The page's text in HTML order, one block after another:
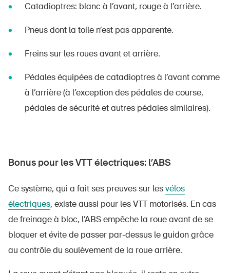
Catadioptres: blanc à l’avant, rouge à l’arrière.
Pneus dont la toile n’est pas apparente.
Freins sur les roues avant et arrière.
Pédales équipées de catadioptres à l’avant comme
à l’arrière (à l’exception des pédales de course,
pédales de sécurité et autres pédales similaires).
Bonus pour les VTT électriques: l’ABS
Ce système, qui a fait ses preuves sur lesvélos
électriques, existe aussi pour les VTT motorisés. En cas
de freinage à bloc, l’ABS empêche la roue avant de se
bloquer et évite de passer par-dessus le guidon grâce
au contrôle du soulèvement de la roue arrière.